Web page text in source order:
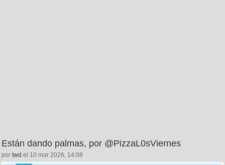
Están dando palmas, por @PizzaL0sViernes
por twd el 10 mar 2026, 14:08